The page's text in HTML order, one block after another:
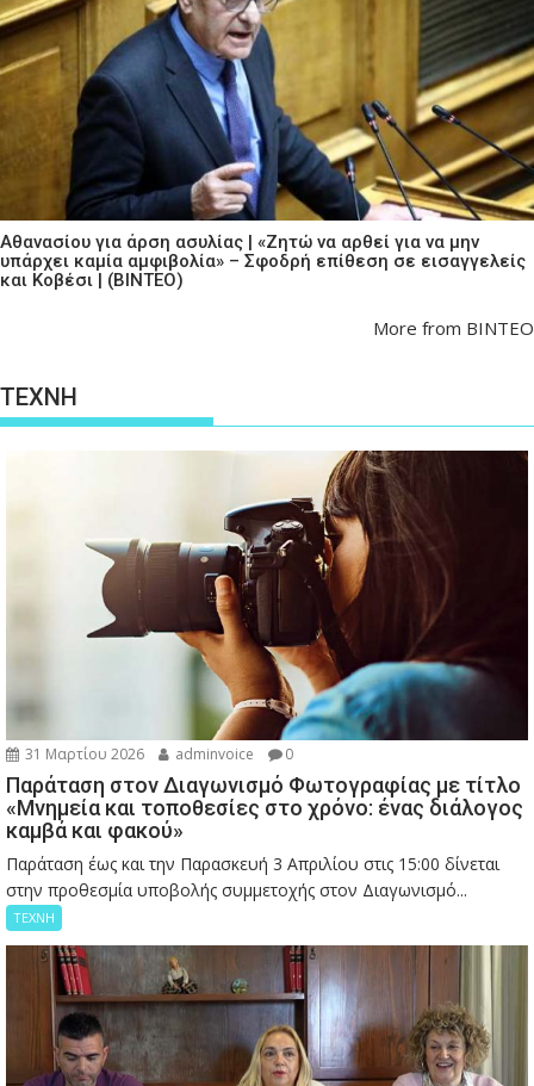
Αθανασίου για άρση ασυλίας | «Ζητώ να αρθεί για να μην
υπάρχει καμία αμφιβολία» – Σφοδρή επίθεση σε εισαγγελείς
και Κοβέσι | (ΒΙΝΤΕΟ)
More from ΒΙΝΤΕΟ
ΤΕΧΝΗ
31 Μαρτίου 2026 adminvoice 0
Παράταση στον Διαγωνισμό Φωτογραφίας με τίτλο
«Μνημεία και τοποθεσίες στο χρόνο: ένας διάλογος
καμβά και φακού»
Παράταση έως και την Παρασκευή 3 Απριλίου στις 15:00 δίνεται
στην προθεσμία υποβολής συμμετοχής στον Διαγωνισμό...
ΤΕΧΝΗ